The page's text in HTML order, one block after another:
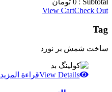
Subtotal :
0 تومان
View CartCheck Out
Tag
ساخت شمش بر نورد
View Detailsقراءة المزيد